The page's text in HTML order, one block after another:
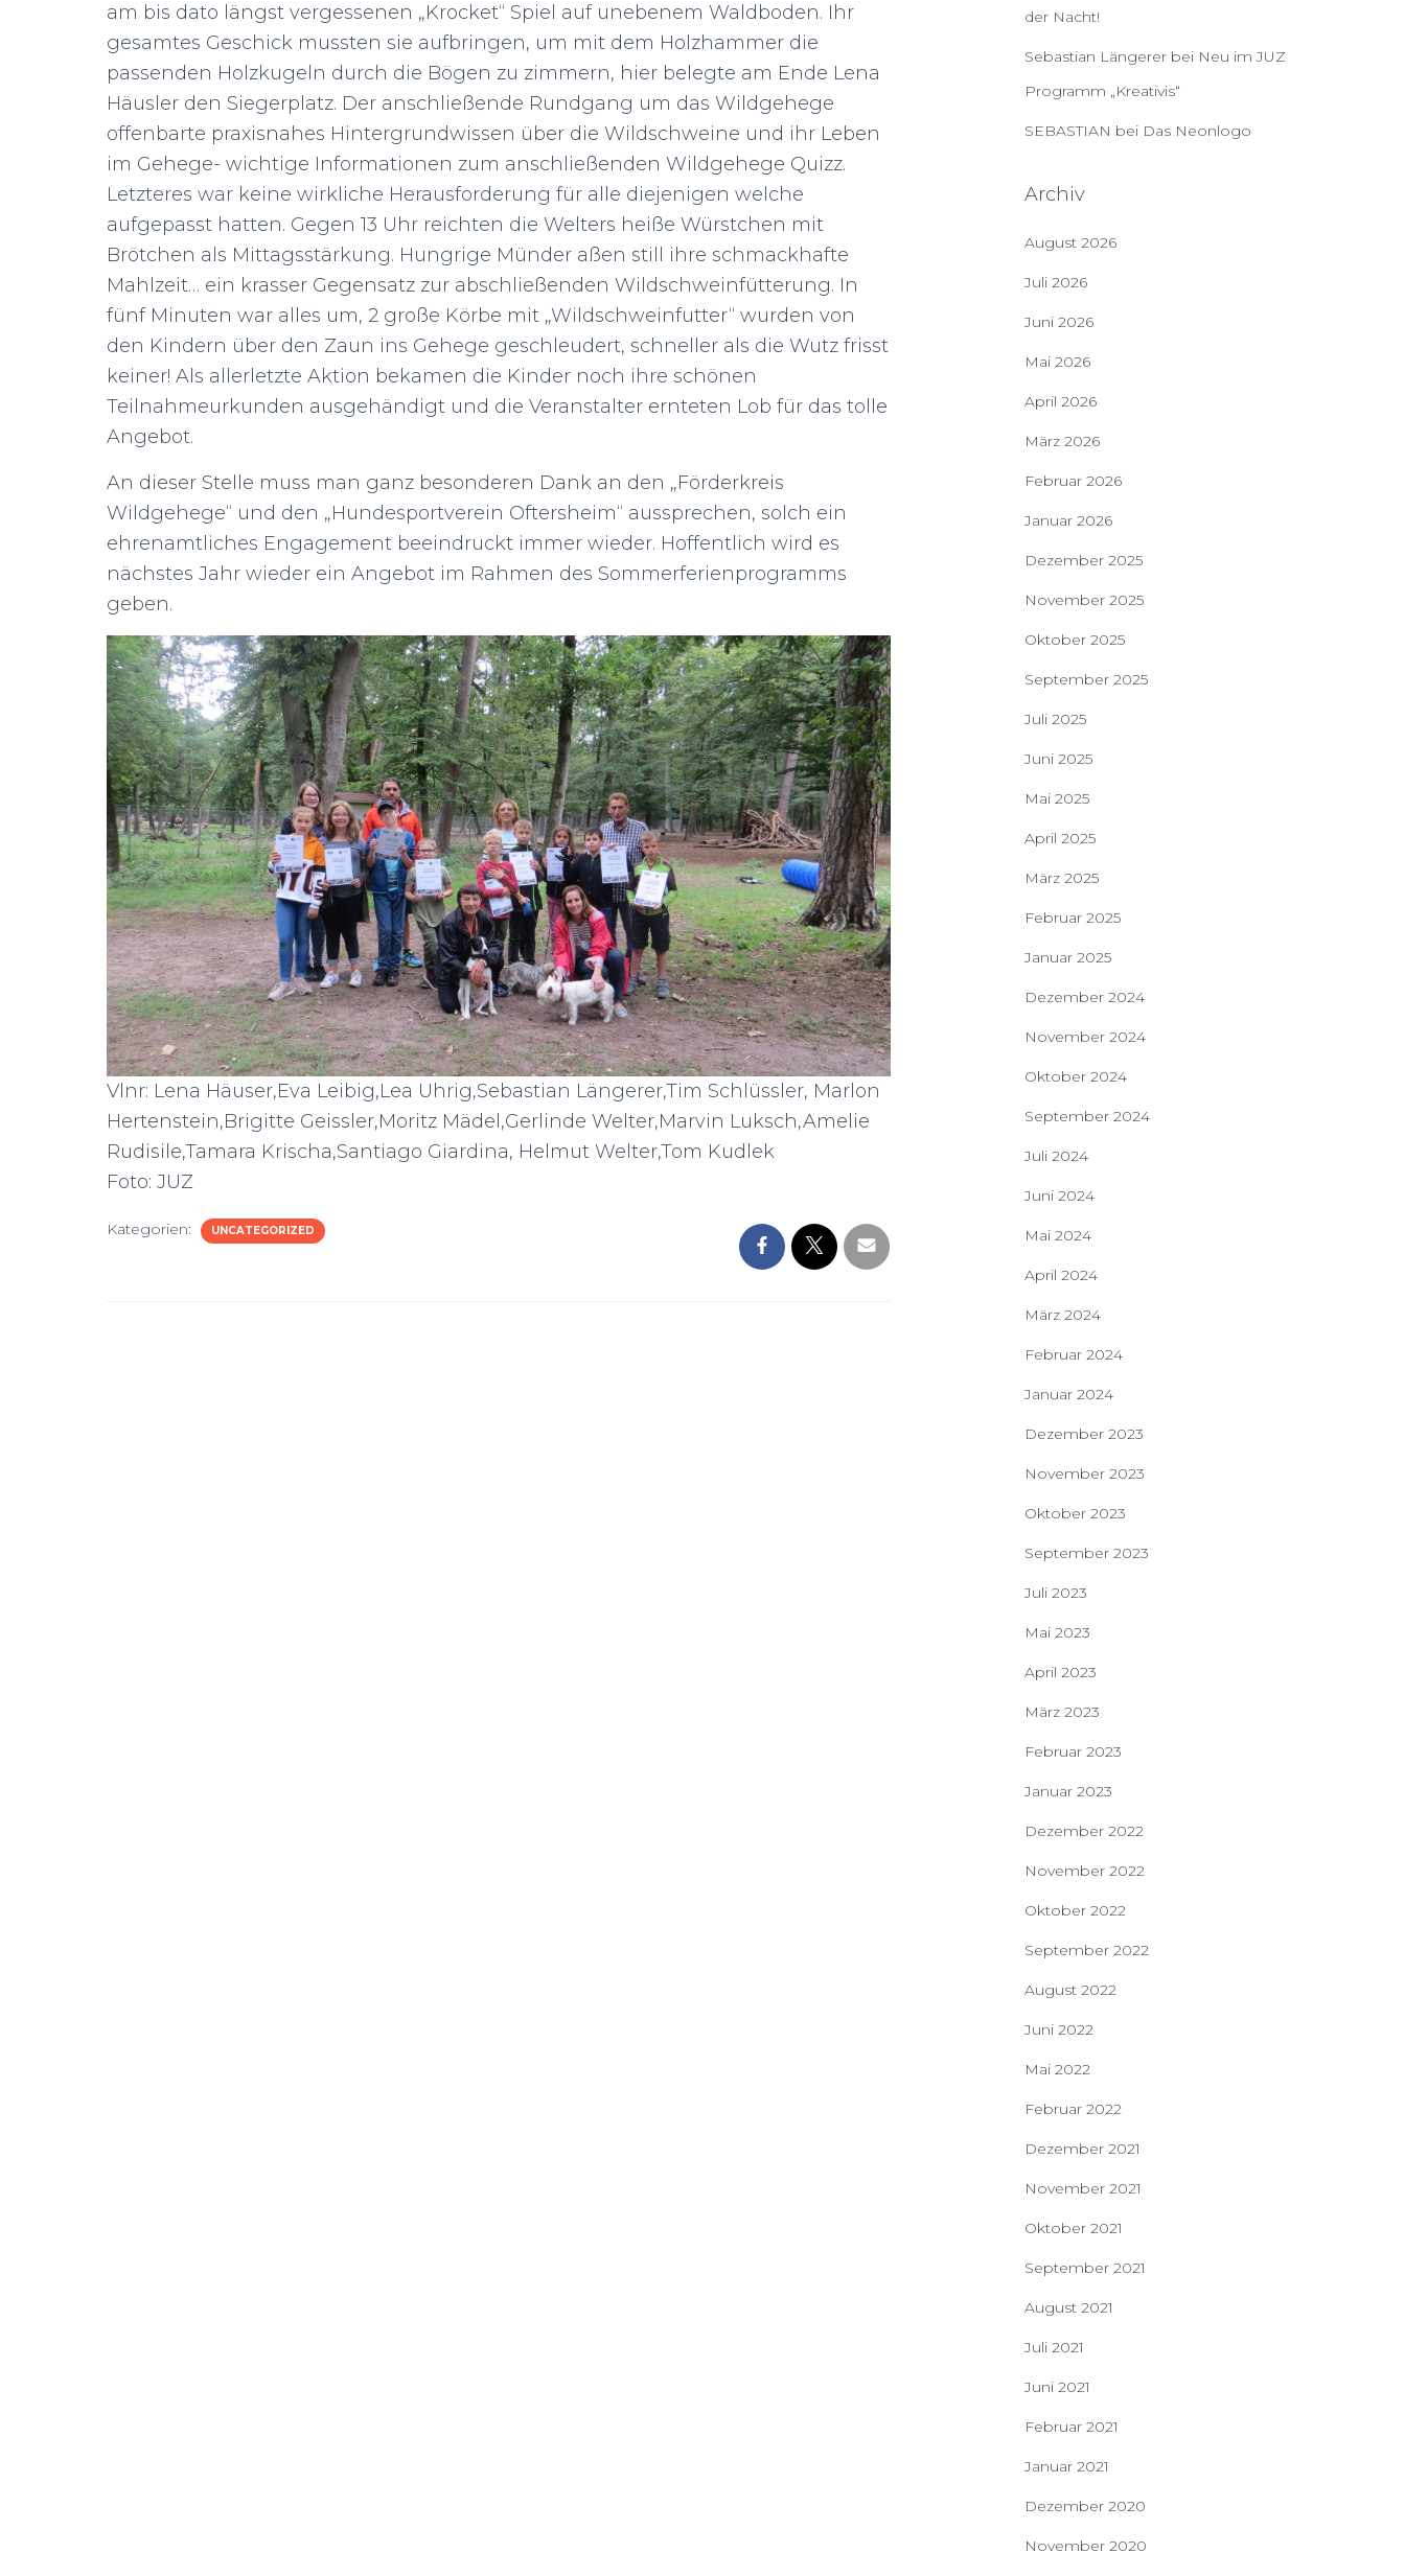
am bis dato längst vergessenen „Krocket“ Spiel auf unebenem Waldboden. Ihr
gesamtes Geschick mussten sie aufbringen, um mit dem Holzhammer die
passenden Holzkugeln durch die Bögen zu zimmern, hier belegte am Ende Lena
Häusler den Siegerplatz. Der anschließende Rundgang um das Wildgehege
offenbarte praxisnahes Hintergrundwissen über die Wildschweine und ihr Leben
im Gehege- wichtige Informationen zum anschließenden Wildgehege Quizz.
Letzteres war keine wirkliche Herausforderung für alle diejenigen welche
aufgepasst hatten. Gegen 13 Uhr reichten die Welters heiße Würstchen mit
Brötchen als Mittagsstärkung. Hungrige Münder aßen still ihre schmackhafte
Mahlzeit… ein krasser Gegensatz zur abschließenden Wildschweinfütterung. In
fünf Minuten war alles um, 2 große Körbe mit „Wildschweinfutter“ wurden von
den Kindern über den Zaun ins Gehege geschleudert, schneller als die Wutz frisst
keiner! Als allerletzte Aktion bekamen die Kinder noch ihre schönen
Teilnahmeurkunden ausgehändigt und die Veranstalter ernteten Lob für das tolle
Angebot.
An dieser Stelle muss man ganz besonderen Dank an den „Förderkreis
Wildgehege“ und den „Hundesportverein Oftersheim“ aussprechen, solch ein
ehrenamtliches Engagement beeindruckt immer wieder. Hoffentlich wird es
nächstes Jahr wieder ein Angebot im Rahmen des Sommerferienprogramms
geben.
Vlnr: Lena Häuser,Eva Leibig,Lea Uhrig,Sebastian Längerer,Tim Schlüssler, Marlon
Hertenstein,Brigitte Geissler,Moritz Mädel,Gerlinde Welter,Marvin Luksch,Amelie
Rudisile,Tamara Krischa,Santiago Giardina, Helmut Welter,Tom Kudlek
Foto: JUZ
Kategorien: UNCATEGORIZED
der Nacht!
Sebastian Längererbei Neu im JUZ
Programm „Kreativis“
SEBASTIAN bei Das Neonlogo
Archiv
August 2026
Juli 2026
Juni 2026
Mai 2026
April 2026
März 2026
Februar 2026
Januar 2026
Dezember 2025
November 2025
Oktober 2025
September 2025
Juli 2025
Juni 2025
Mai 2025
April 2025
März 2025
Februar 2025
Januar 2025
Dezember 2024
November 2024
Oktober 2024
September 2024
Juli 2024
Juni 2024
Mai 2024
April 2024
März 2024
Februar 2024
Januar 2024
Dezember 2023
November 2023
Oktober 2023
September 2023
Juli 2023
Mai 2023
April 2023
März 2023
Februar 2023
Januar 2023
Dezember 2022
November 2022
Oktober 2022
September 2022
August 2022
Juni 2022
Mai 2022
Februar 2022
Dezember 2021
November 2021
Oktober 2021
September 2021
August 2021
Juli 2021
Juni 2021
Februar 2021
Januar 2021
Dezember 2020
November 2020